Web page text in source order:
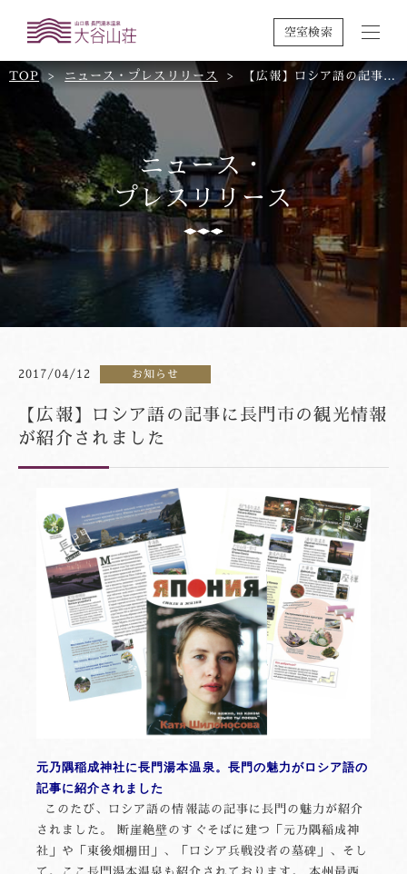
空室検索
TOP ニュース・プレスリリース 【広報】ロシア語の記事に長門市の観光情報が紹介されました
ニュース・
プレスリリース
2017/04/12 お知らせ
【広報】ロシア語の記事に長門市の観光情報
が紹介されました
元乃隅稲成神社に長門湯本温泉。長門の魅力がロシア語の
記事に紹介されました
このたび、ロシア語の情報誌の記事に長門の魅力が紹介
されました。 断崖絶壁のすぐそばに建つ「元乃隅稲成神
社」や「東後畑棚田」、「ロシア兵戦没者の墓碑」、そし